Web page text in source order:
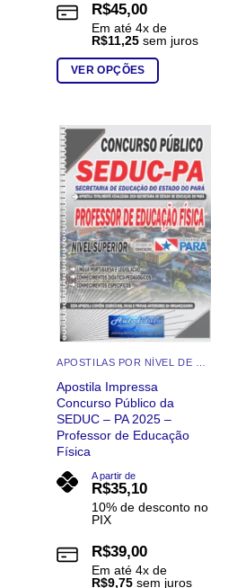
R$45,00
Em até4x de
R$11,25 sem juros
VER OPÇÕES
tem
várias
variantes.
As
opções
podem
ser
escolhidas
na
página
do
produto
Add to
wishlist
Apostila Impressa
Concurso Público da
SEDUC – PA 2025 –
Professor de Educação
Física
A partir de
R$35,10
10% de desconto no
PIX
R$39,00
Em até4x de
R$9,75 sem juros